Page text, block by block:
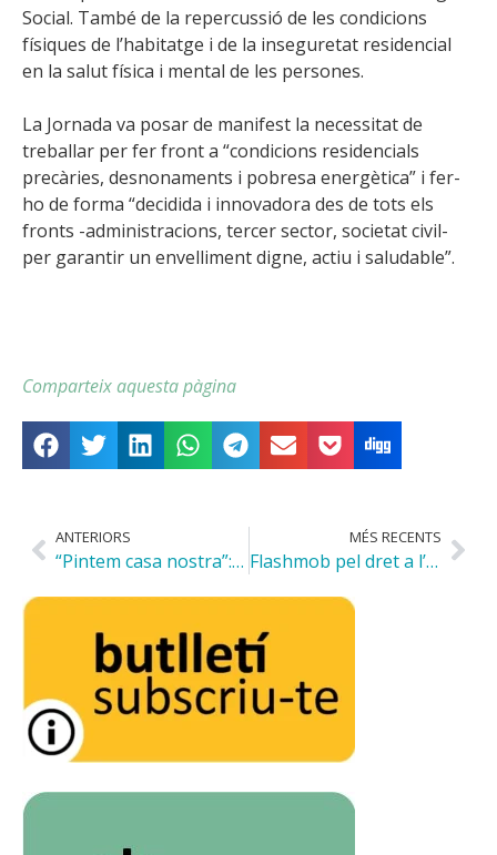
Social. També de la repercussió de les condicions
físiques de l’habitatge i de la inseguretat residencial
en la salut física i mental de les persones.
La Jornada va posar de manifest la necessitat de
treballar per fer front a “condicions residencials
precàries, desnonaments i pobresa energètica” i fer-
ho de forma “decidida i innovadora des de tots els
fronts -administracions, tercer sector, societat civil-
per garantir un envelliment digne, actiu i saludable”.
Comparteix aquesta pàgina
ANTERIORS
“Pintem casa nostra”: activitat amb usuaris de la Fundació
MÉS RECENTS
Flashmob pel dret a l’habitatge